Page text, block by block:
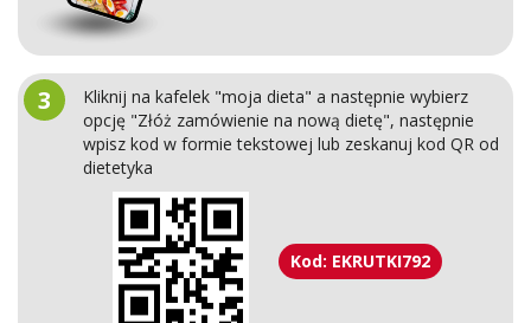
3
Kliknij na kafelek "moja dieta" a następnie wybierz
opcję "Złóż zamówienie na nową dietę", następnie
wpisz kod w formie tekstowej lub zeskanuj kod QR od
dietetyka
Kod: EKRUTKI792